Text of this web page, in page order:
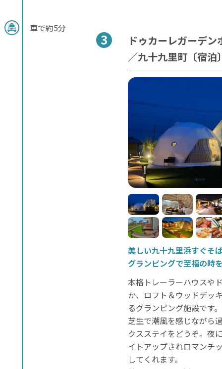
車で約5分
ドゥカーレガーデ
／九十九里町〔宿泊
美しい九十九里浜すぐそ
グランピングで至福の時
本格トレーラーハウスや
か、ロフト＆ウッドデッ
るグランピング施設です
芝生で潮風を感じながら
クスステイをどうぞ。夜
イトアップされロマンチ
してくれます。